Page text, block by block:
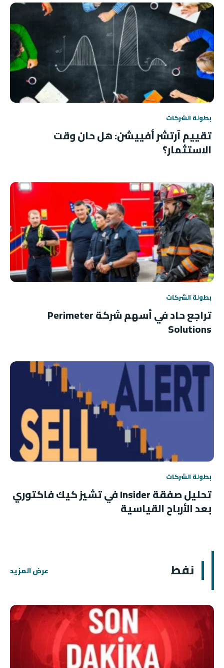
بطولة الشركات
تقييم آرتشر أفييشن: هل حان وقت
الاستثمار؟
بطولة الشركات
تراجع حاد في أسهم شركة Perimeter
Solutions
بطولة الشركات
تحليل صفقة Insider في تشيز كيك فاكتوري
بعد الأرباح القياسية
نفط عرض المزيد